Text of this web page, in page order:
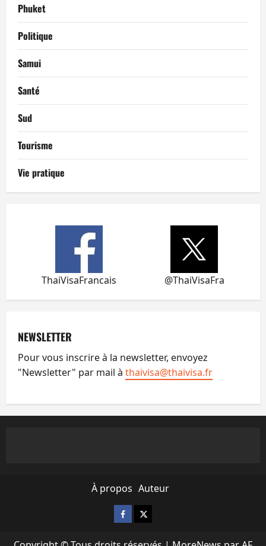
Phuket
Politique
Samui
Santé
Sud
Tourisme
Vie pratique
ThaiVisaFrancais @ThaiVisaFra
NEWSLETTER
Pour vous inscrire à la newsletter, envoyez
"Newsletter" par mail à thaivisa@thaivisa.fr
À propos Auteur
Facebook
X